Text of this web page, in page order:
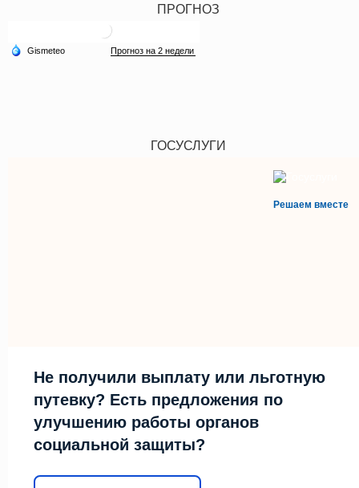
ПРОГНОЗ
ГОСУСЛУГИ
Решаем вместе
Не получили выплату или льготную
путевку? Есть предложения по
улучшению работы органов
социальной защиты?